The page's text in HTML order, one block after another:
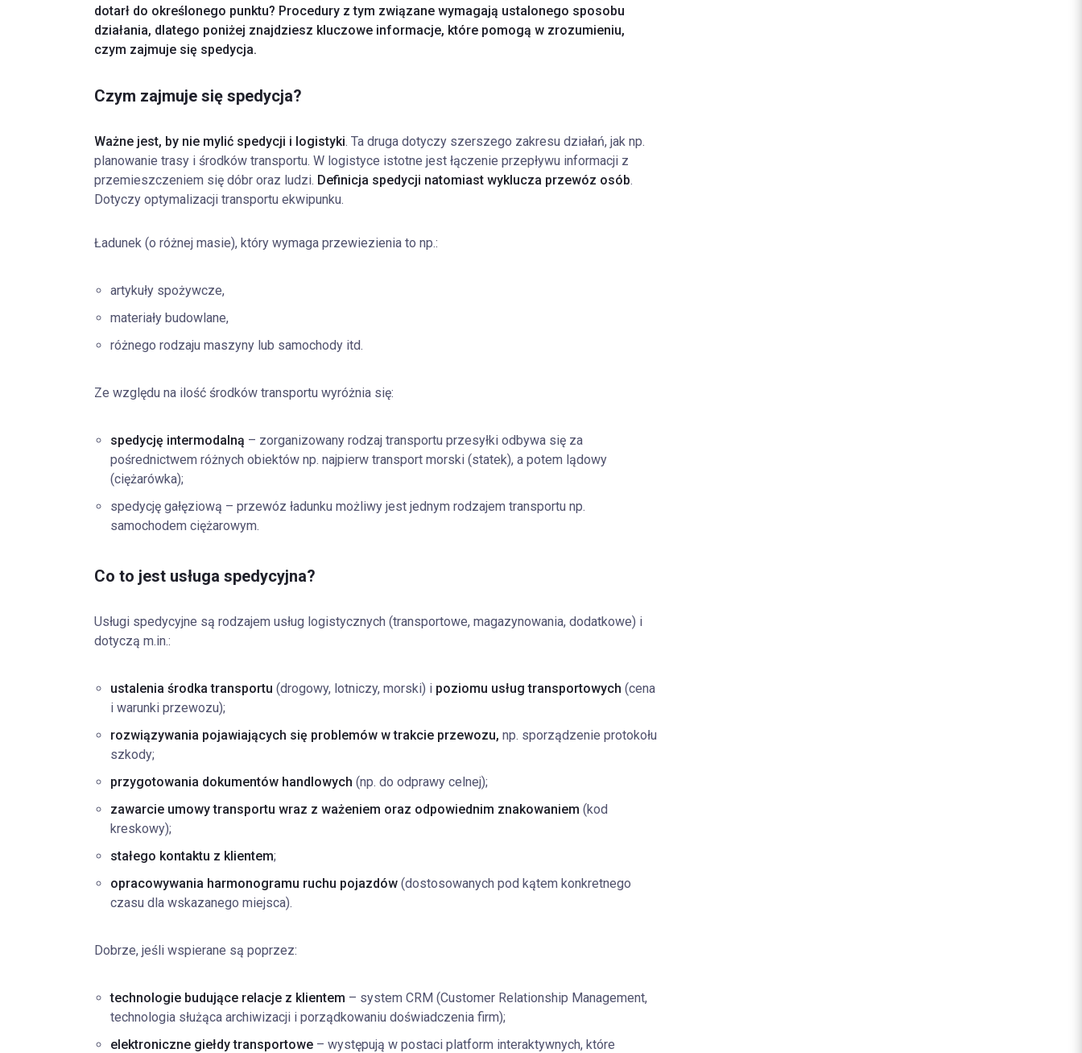
dotarł do określonego punktu? Procedury z tym związane wymagają ustalonego sposobu
działania, dlatego poniżej znajdziesz kluczowe informacje, które pomogą w zrozumieniu,
czym zajmuje się spedycja.
Czym zajmuje się spedycja?
Ważne jest, by nie mylić spedycji i logistyki. Ta druga dotyczy szerszego zakresu działań, jak np.
planowanie trasy i środków transportu. W logistyce istotne jest łączenie przepływu informacji z
przemieszczeniem się dóbr oraz ludzi. Definicja spedycji natomiast wyklucza przewóz osób.
Dotyczy optymalizacji transportu ekwipunku.
Ładunek (o różnej masie), który wymaga przewiezienia to np.:
artykuły spożywcze,
materiały budowlane,
różnego rodzaju maszyny lub samochody itd.
Ze względu na ilość środków transportu wyróżnia się:
spedycję intermodalną – zorganizowany rodzaj transportu przesyłki odbywa się za
pośrednictwem różnych obiektów np. najpierw transport morski (statek), a potem lądowy
(ciężarówka);
spedycję gałęziową – przewóz ładunku możliwy jest jednym rodzajem transportu np.
samochodem ciężarowym.
Co to jest usługa spedycyjna?
Usługi spedycyjne są rodzajem usług logistycznych (transportowe, magazynowania, dodatkowe) i
dotyczą m.in.:
ustalenia środka transportu (drogowy, lotniczy, morski) i poziomu usług transportowych (cena
i warunki przewozu);
rozwiązywania pojawiających się problemów w trakcie przewozu, np. sporządzenie protokołu
szkody;
przygotowania dokumentów handlowych (np. do odprawy celnej);
zawarcie umowy transportu wraz z ważeniem oraz odpowiednim znakowaniem (kod
kreskowy);
stałego kontaktu z klientem;
opracowywania harmonogramu ruchu pojazdów (dostosowanych pod kątem konkretnego
czasu dla wskazanego miejsca).
Dobrze, jeśli wspierane są poprzez:
technologie budujące relacje z klientem – system CRM (Customer Relationship Management,
technologia służąca archiwizacji i porządkowaniu doświadczenia firm);
elektroniczne giełdy transportowe – występują w postaci platform interaktywnych, które